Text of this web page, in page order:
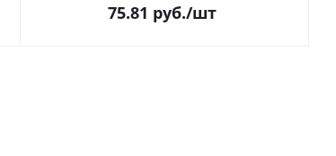
75.81 руб./шт